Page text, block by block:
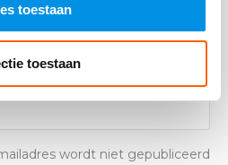
toestaan
toestaan
wordt niet gepubliceerd